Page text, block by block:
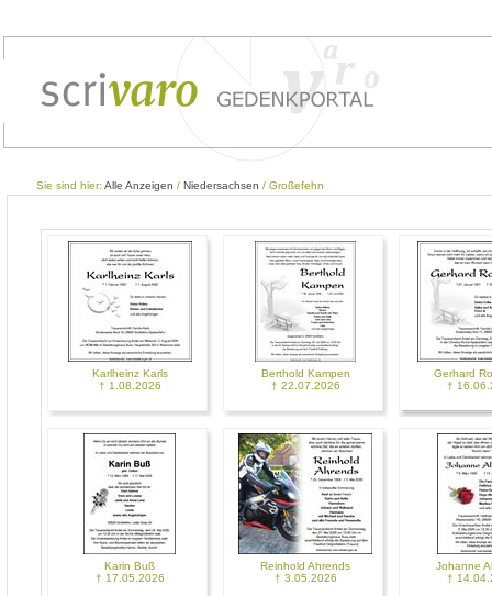
Sie sind hier: Alle Anzeigen / Niedersachsen / Großefehn
Karlheinz Karls
† 1.08.2026
Berthold Kampen
† 22.07.2026
Gerhard
†
Karin Buß
† 17.05.2026
Reinhold Ahrends
† 3.05.2026
Johanne
†